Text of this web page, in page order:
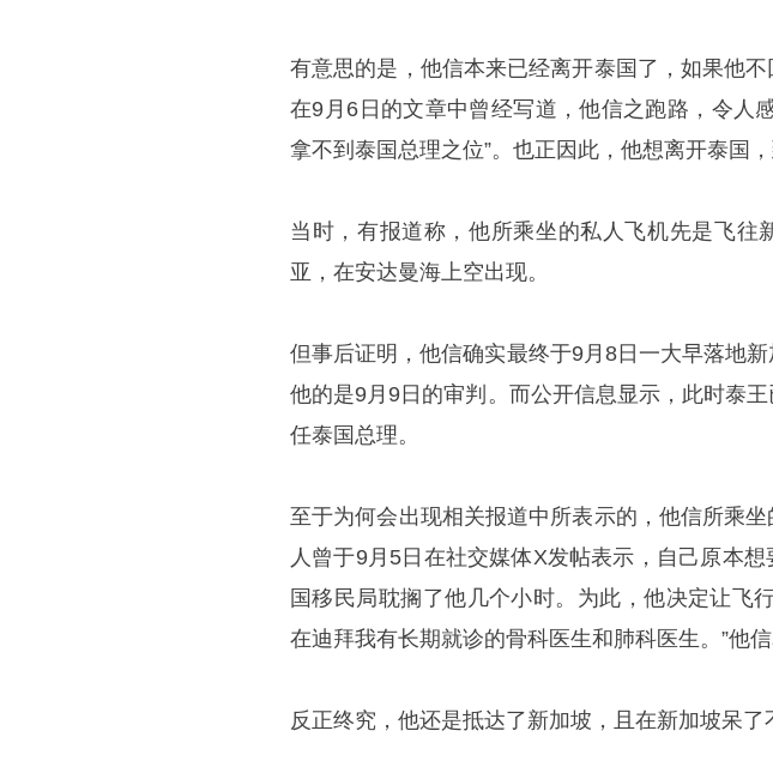
有意思的是，他信本来已经离开泰国了，如果他
在9月6日的文章中曾经写道，他信之跑路，令人
拿不到泰国总理之位”。也正因此，他想离开泰国
当时，有报道称，他所乘坐的私人飞机先是飞往
亚，在安达曼海上空出现。
但事后证明，他信确实最终于9月8日一大早落地
他的是9月9日的审判。而公开信息显示，此时泰
任泰国总理。
至于为何会出现相关报道中所表示的，他信所乘
人曾于9月5日在社交媒体X发帖表示，自己原本
国移民局耽搁了他几个小时。为此，他决定让飞
在迪拜我有长期就诊的骨科医生和肺科医生。”他信
反正终究，他还是抵达了新加坡，且在新加坡呆了